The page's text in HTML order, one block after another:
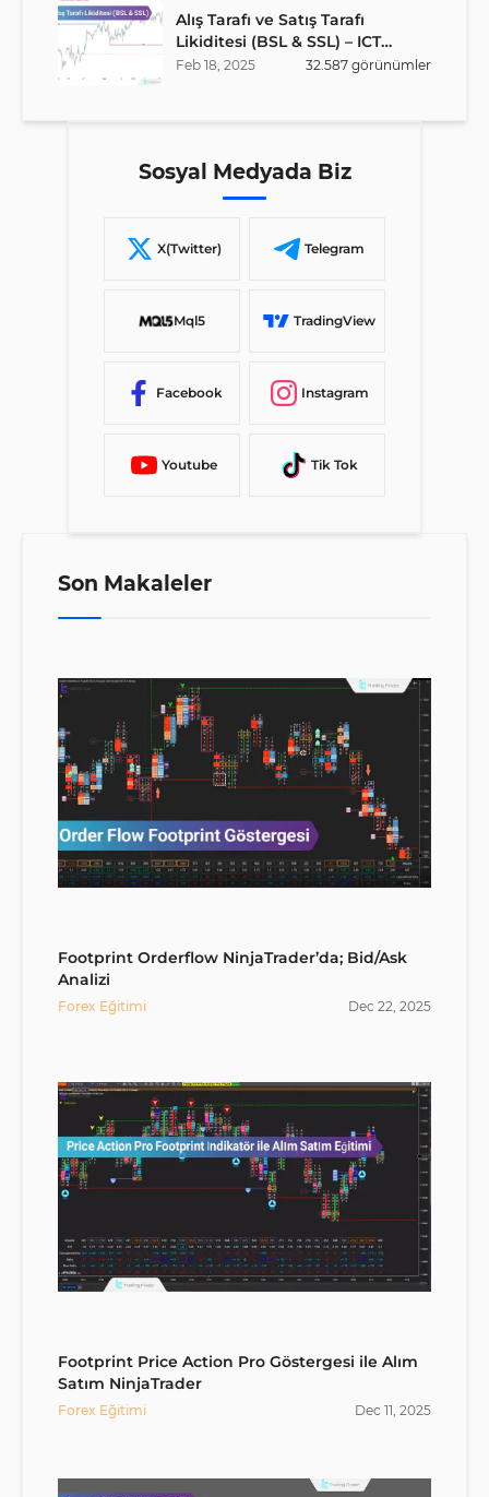
Alış Tarafı ve Satış Tarafı
Likiditesi (BSL & SSL) – ICT
Stratejisi
Feb 18, 2025 32.587 görünümler
Sosyal Medyada Biz
X(Twitter) Telegram
Mql5 TradingView
Facebook Instagram
Youtube Tik Tok
Son Makaleler
Footprint Orderflow NinjaTrader’da; Bid/Ask
Analizi
Forex Eğitimi Dec 22, 2025
Footprint Price Action Pro Göstergesi ile Alım
Satım NinjaTrader
Forex Eğitimi Dec 11, 2025